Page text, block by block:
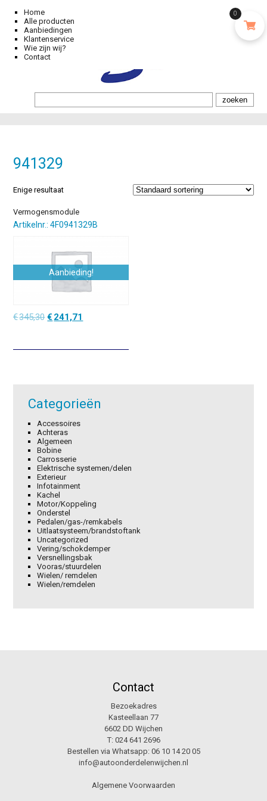
Home
Alle producten
Aanbiedingen
Klantenservice
Wie zijn wij?
Contact
941329
Enige resultaat
Vermogensmodule
Artikelnr.: 4F0941329B
Aanbieding!
€345,30Oorspronkelijke
€345,30.
€ 241,71
€241,71.
Categorieën
Accessoires
Achteras
Algemeen
Bobine
Carrosserie
Elektrische systemen/delen
Exterieur
Infotainment
Kachel
Motor/Koppeling
Onderstel
Pedalen/gas-/remkabels
Uitlaatsysteem/brandstoftank
Uncategorized
Vering/schokdemper
Versnellingsbak
Vooras/stuurdelen
Wielen/ remdelen
Wielen/remdelen
Contact
Bezoekadres
Kasteellaan 77
6602 DD Wijchen
T: 024 641 2696
Bestellen via Whatsapp: 06 10 14 20 05
info@autoonderdelenwijchen.nl
Algemene Voorwaarden
0